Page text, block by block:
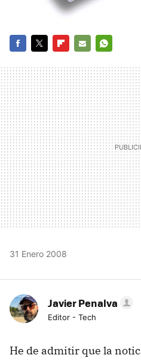
MAIL
31 Enero 2008
Javier Penalva
Editor - Tech
He de admitir que la